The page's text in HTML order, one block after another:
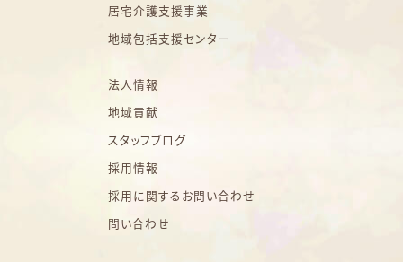
居宅介護支援事業
地域包括支援センター
法人情報
地域貢献
スタッフブログ
採用情報
採用に関するお問い合わせ
問い合わせ